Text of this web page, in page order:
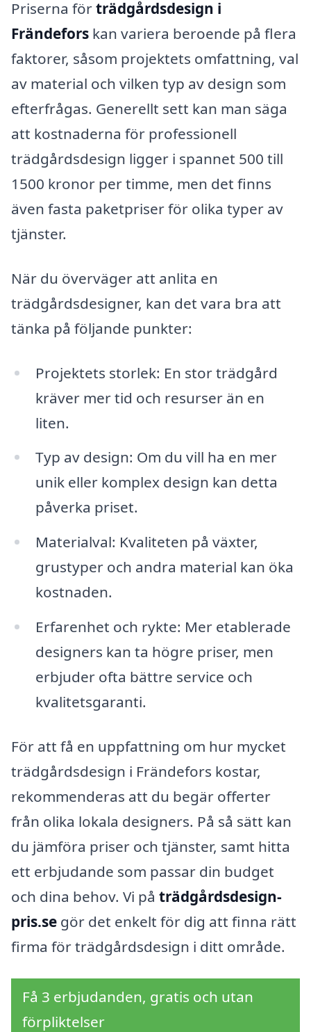
Priserna förträdgårdsdesign i
Frändefors kan variera beroende på flera
faktorer, såsom projektets omfattning, val
av material och vilken typ av design som
efterfrågas. Generellt sett kan man säga
att kostnaderna för professionell
trädgårdsdesign ligger i spannet 500 till
1500 kronor per timme, men det finns
även fasta paketpriser för olika typer av
tjänster.
När du överväger att anlita en
trädgårdsdesigner, kan det vara bra att
tänka på följande punkter:
Projektets storlek: En stor trädgård
kräver mer tid och resurser än en
liten.
Typ av design: Om du vill ha en mer
unik eller komplex design kan detta
påverka priset.
Materialval: Kvaliteten på växter,
grustyper och andra material kan öka
kostnaden.
Erfarenhet och rykte: Mer etablerade
designers kan ta högre priser, men
erbjuder ofta bättre service och
kvalitetsgaranti.
För att få en uppfattning om hur mycket
trädgårdsdesign i Frändefors kostar,
rekommenderas att du begär offerter
från olika lokala designers. På så sätt kan
du jämföra priser och tjänster, samt hitta
ett erbjudande som passar din budget
och dina behov. Vi på trädgårdsdesign-
pris.se gör det enkelt för dig att finna rätt
firma för trädgårdsdesign i ditt område.
Få 3 erbjudanden, gratis och utan
förpliktelser